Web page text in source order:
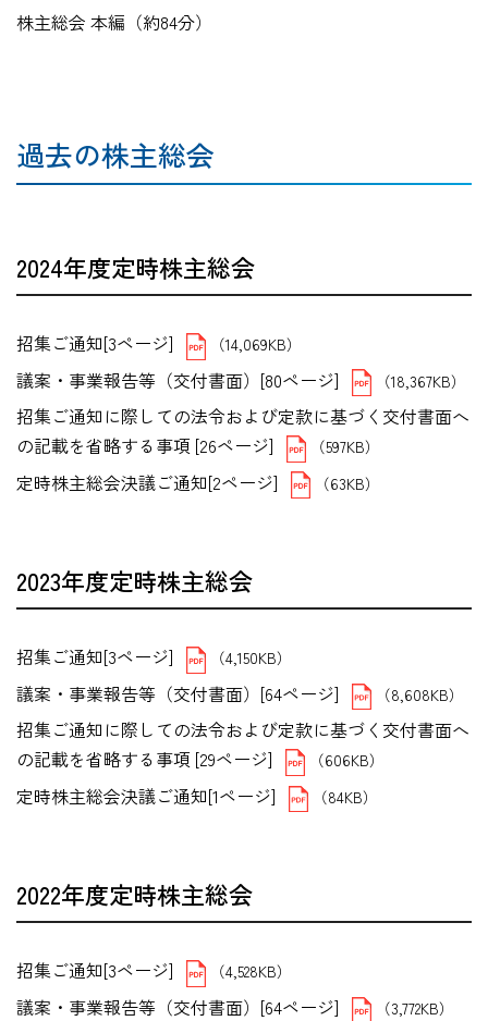
株主総会 本編（約84分）
過去の株主総会
2024年度定時株主総会
招集ご通知[3ページ] （14,069KB）
議案・事業報告等（交付書面）[80ページ] （18,367KB）
招集ご通知に際しての法令および定款に基づく交付書面へ
の記載を省略する事項 [26ページ]
（597KB）
定時株主総会決議ご通知[2ページ] （63KB）
2023年度定時株主総会
招集ご通知[3ページ] （4,150KB）
議案・事業報告等（交付書面）[64ページ] （8,608KB）
招集ご通知に際しての法令および定款に基づく交付書面へ
の記載を省略する事項 [29ページ]
（606KB）
定時株主総会決議ご通知[1ページ] （84KB）
2022年度定時株主総会
招集ご通知[3ページ] （4,528KB）
議案・事業報告等（交付書面）[64ページ] （3,772KB）